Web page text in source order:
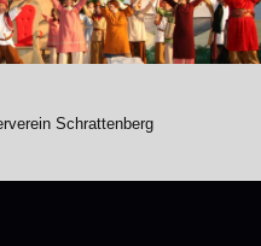
Schrattenberg